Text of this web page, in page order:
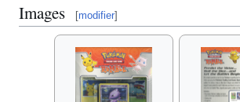
Images [modifier]